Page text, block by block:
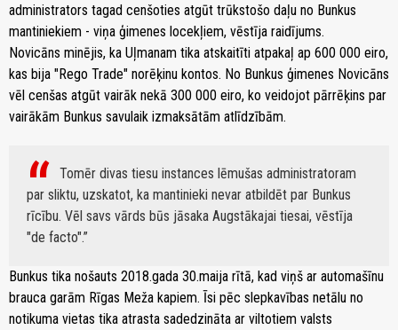
administrators tagad cenšoties atgūt trūkstošo daļu no Bunkus
mantiniekiem - viņa ģimenes locekļiem, vēstīja raidījums.
Novicāns minējis, ka Uļmanam tika atskaitīti atpakaļ ap 600 000 eiro,
kas bija "Rego Trade" norēķinu kontos. No Bunkus ģimenes Novicāns
vēl cenšas atgūt vairāk nekā 300 000 eiro, ko veidojot pārrēķins par
vairākām Bunkus savulaik izmaksātām atlīdzībām.
Tomēr divas tiesu instances lēmušas administratoram
par sliktu, uzskatot, ka mantinieki nevar atbildēt par Bunkus
rīcību. Vēl savs vārds būs jāsaka Augstākajai tiesai, vēstīja
"de facto".
Bunkus tika nošauts 2018.gada 30.maija rītā, kad viņš ar automašīnu
brauca garām Rīgas Meža kapiem. Īsi pēc slepkavības netālu no
notikuma vietas tika atrasta sadedzināta ar viltotiem valsts